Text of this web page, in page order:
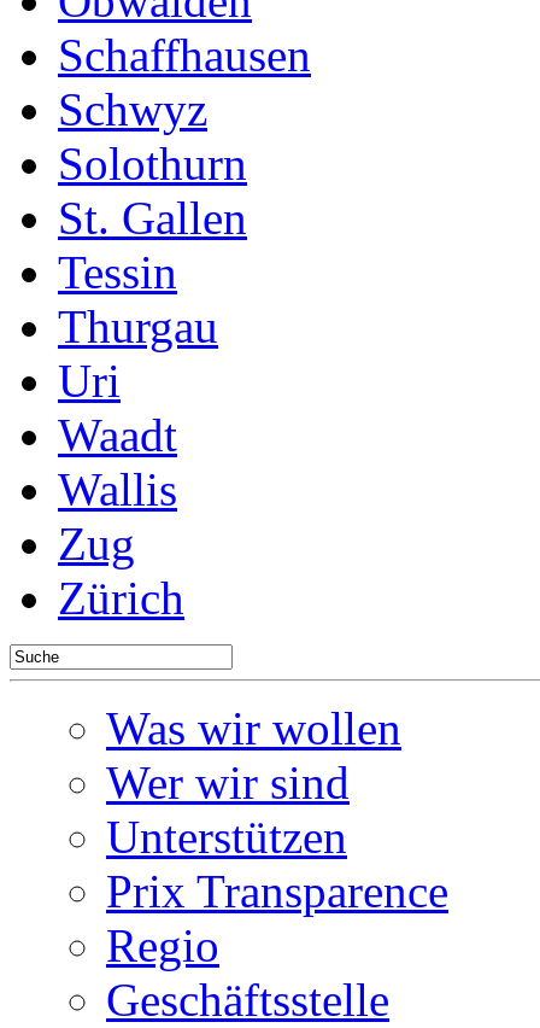
Schaffhausen
Schwyz
Solothurn
St. Gallen
Tessin
Thurgau
Uri
Waadt
Wallis
Zug
Zürich
Was wir wollen
Wer wir sind
Unterstützen
Prix Transparence
Regio
Geschäftsstelle